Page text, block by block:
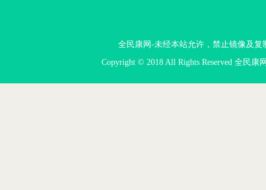
全民康网-未经本站允许，禁止镜像及复
Copyright © 2018 All Rights Reserved 全民康